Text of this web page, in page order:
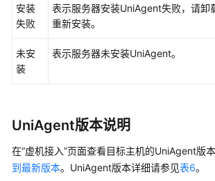
境
接
AOM
接
入
AOM
安装
失败
表示服务器安装UniAgent失败，请卸
重新安装。
未安
装
表示服务器未安装UniAgent。
UniAgent版本说明
在“虚机接入”页面查看目标主机的UniAgent版
到最新版本。UniAgent版本详细请参见表6。